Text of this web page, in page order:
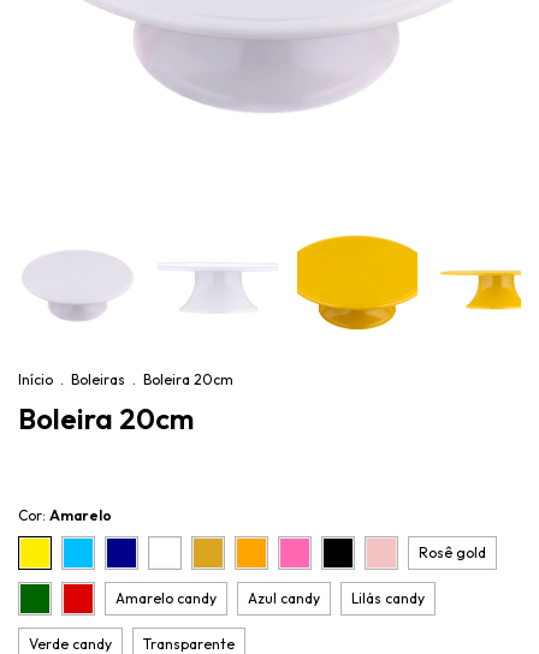
Início . Boleiras . Boleira 20cm
Boleira 20cm
Cor: Amarelo
Rosê gold
Amarelo candy Azul candy Lilás candy
Verde candy Transparente